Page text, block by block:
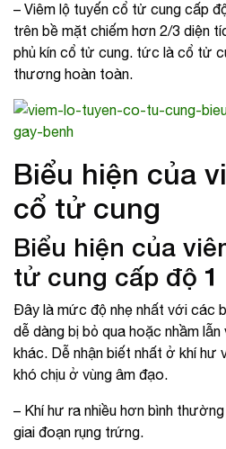
– Viêm lộ tuyến cổ tử cung cấp
trên bề mặt chiếm hơn 2/3 diện
phủ kín cổ tử cung. tức là cổ tử
thương hoàn toàn.
Biểu hiện của
cổ tử cung
Biểu hiện của
tử cung cấp độ 1
Đây là mức độ nhẹ nhất với các
dễ dàng bị bỏ qua hoặc nhầm
khác. Dễ nhận biết nhất ở khí hư
khó chịu ở vùng âm đạo.
– Khí hư ra nhiều hơn bình
giai đoạn rụng trứng.